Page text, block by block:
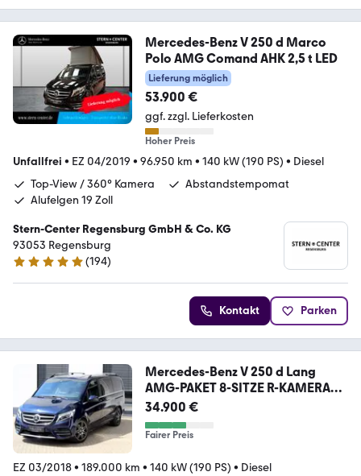
Mercedes-Benz V 250 d Marco
Polo AMG Comand AHK 2,5 t LED
Lieferung möglich
53.900 €
ggf. zzgl. Lieferkosten
Hoher Preis
Unfallfrei • EZ 04/2019 • 96.950 km • 140 kW (190 PS) • Diesel
Top-View / 360° Kamera
Abstandstempomat
Alufelgen 19 Zoll
Stern-Center Regensburg GmbH & Co. KG
93053 Regensburg
5 Sterne
(194)
Kontakt Parken
Mercedes-Benz V 250 d Lang
AMG-PAKET 8-SITZE R-KAMERA
AHK
34.900 €
Fairer Preis
EZ 03/2018• 189.000 km • 140 kW (190 PS) • Diesel